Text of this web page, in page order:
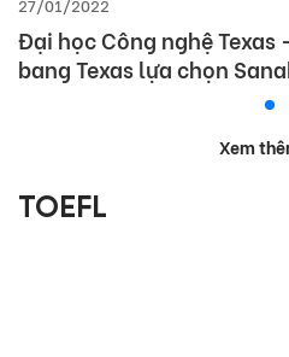
Đại học Công nghệ Texas
bang Texas lựa chọn
Xem
TOEFL